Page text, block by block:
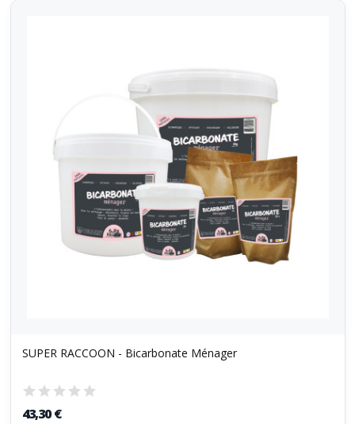
SUPER RACCOON - Bicarbonate Ménager
43,30 €